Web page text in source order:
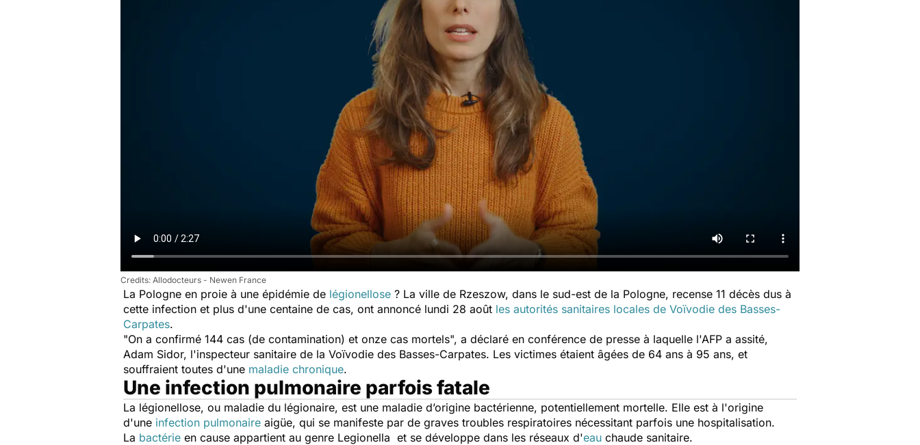
Allodocteurs - Newen France
La Pologne en proie à une épidémie de légionellose ? La ville de Rzeszow, dans le sud-est de la Pologne, recense 11 décès dus à
cette infection et plus d'une centaine de cas, ont annoncé lundi 28 août les autorités sanitaires locales de Voïvodie des Basses-
Carpates.
"On a confirmé 144 cas (de contamination) et onze cas mortels", a déclaré en conférence de presse à laquelle l'AFP a assité,
Adam Sidor, l'inspecteur sanitaire de la Voïvodie des Basses-Carpates. Les victimes étaient âgées de 64 ans à 95 ans, et
souffraient toutes d'une maladie chronique.
Une infection pulmonaire parfois fatale
La légionellose, ou maladie du légionaire, est une maladie d’origine bactérienne, potentiellement mortelle. Elle est à l'origine
d'une infection pulmonaire aigüe, qui se manifeste par de graves troubles respiratoires nécessitant parfois une hospitalisation.
La bactérie en cause appartient au genre Legionella et se développe dans les réseaux d'eau chaude sanitaire.